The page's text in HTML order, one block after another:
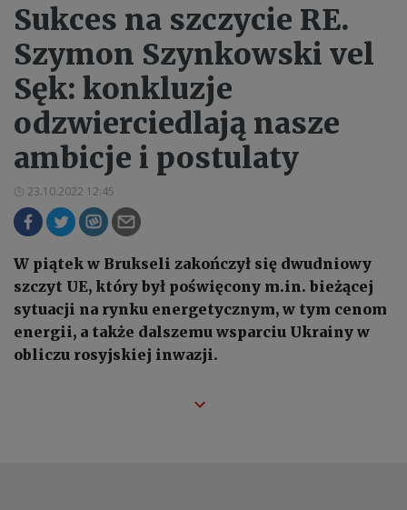
Sukces na szczycie RE.
Szymon Szynkowski vel
Sęk: konkluzje
odzwierciedlają nasze
ambicje i postulaty
23.10.2022 12:45
W piątek w Brukseli zakończył się dwudniowy
szczyt UE, który był poświęcony m.in. bieżącej
sytuacji na rynku energetycznym, w tym cenom
energii, a także dalszemu wsparciu Ukrainy w
obliczu rosyjskiej inwazji.